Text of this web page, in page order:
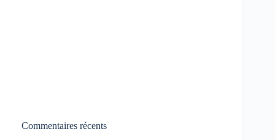
Commentaires récents